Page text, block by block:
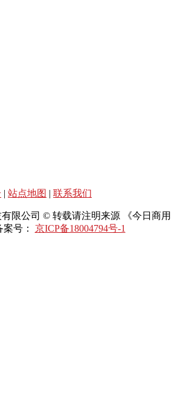
| 站点地图 | 联系我们
限公司 © 转载请注明来源 《今日商用
案号： 京ICP备18004794号-1